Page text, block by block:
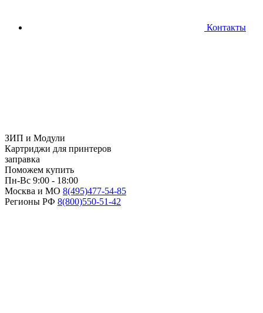
Контакты
ЗИП и Модули
Картриджи для принтеров
заправка
Поможем купить
Пн-Вс 9:00 - 18:00
Москва и МО 8(495)477-54-85
Регионы РФ 8(800)550-51-42